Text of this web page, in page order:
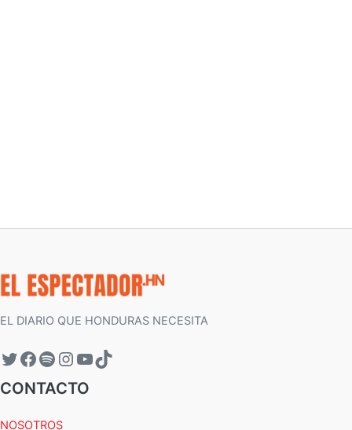
EL DIARIO QUE HONDURAS NECESITA
CONTACTO
NOSOTROS